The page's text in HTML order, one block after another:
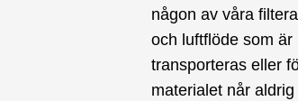
någon av våra
och luftflöde som
transporteras eller
materialet når